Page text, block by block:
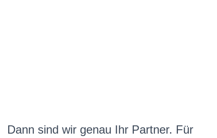
Dann sind wir genau Ihr Partner. Für